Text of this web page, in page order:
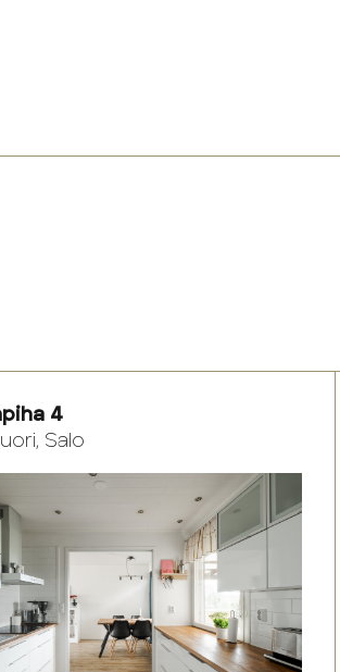
4
Salo